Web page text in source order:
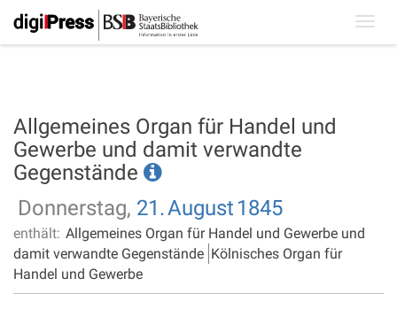
Allgemeines Organ für Handel und
Gewerbe und damit verwandte
Gegenstände
Donnerstag, 21.August 1845
enthält: Allgemeines Organ für Handel und Gewerbe und
damit verwandte Gegenstände Kölnisches Organ für
Handel und Gewerbe